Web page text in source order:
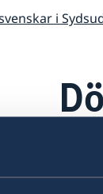
i
Om